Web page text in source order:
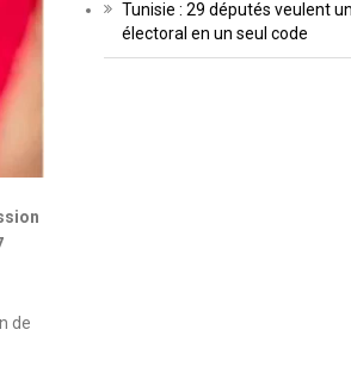
de
Tunisie : 29 députés veulent
électoral en un seul code